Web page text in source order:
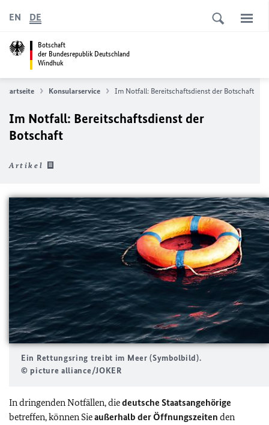
Botschaft
der Bundesrepublik Deutschland
Windhuk
EN DE
Startseite Konsularservice Im Notfall: Bereitschaftsdienst der Botschaft
Im Notfall: Bereitschaftsdienst der
Botschaft
Artikel
Ein Rettungsring treibt im Meer (Symbolbild).
© picture alliance/JOKER
In dringenden Notfällen, diedeutsche Staatsangehörige
betreffen, können Sieaußerhalb der Öffnungszeiten den